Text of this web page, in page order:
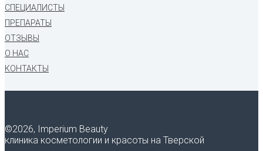
СПЕЦИАЛИСТЫ
ПРЕПАРАТЫ
ОТЗЫВЫ
О НАС
КОНТАКТЫ
©2026, Imperium Beauty
клиника косметологии и красоты на Тверской